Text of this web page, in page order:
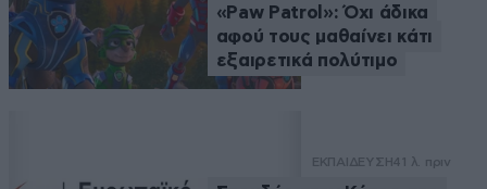
«Paw Patrol»: Όχι άδικα
αφού τους μαθαίνει κάτι
εξαιρετικά πολύτιμο
ΕΚΠΑΙΔΕΥΣΗ41 λ. πριν